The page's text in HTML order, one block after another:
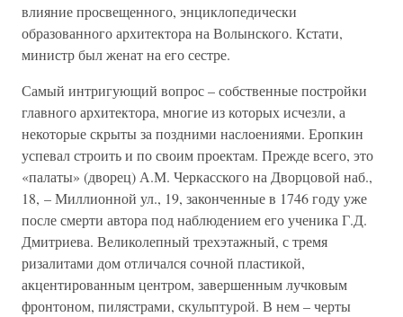
влияние просвещенного, энциклопедически
образованного архитектора на Волынского. Кстати,
министр был женат на его сестре.
Самый интригующий вопрос – собственные постройки
главного архитектора, многие из которых исчезли, а
некоторые скрыты за поздними наслоениями. Еропкин
успевал строить и по своим проектам. Прежде всего, это
«палаты» (дворец) А.М. Черкасского на Дворцовой наб.,
18, – Миллионной ул., 19, законченные в 1746 году уже
после смерти автора под наблюдением его ученика Г.Д.
Дмитриева. Великолепный трехэтажный, с тремя
ризалитами дом отличался сочной пластикой,
акцентированным центром, завершенным лучковым
фронтоном, пилястрами, скульптурой. В нем – черты